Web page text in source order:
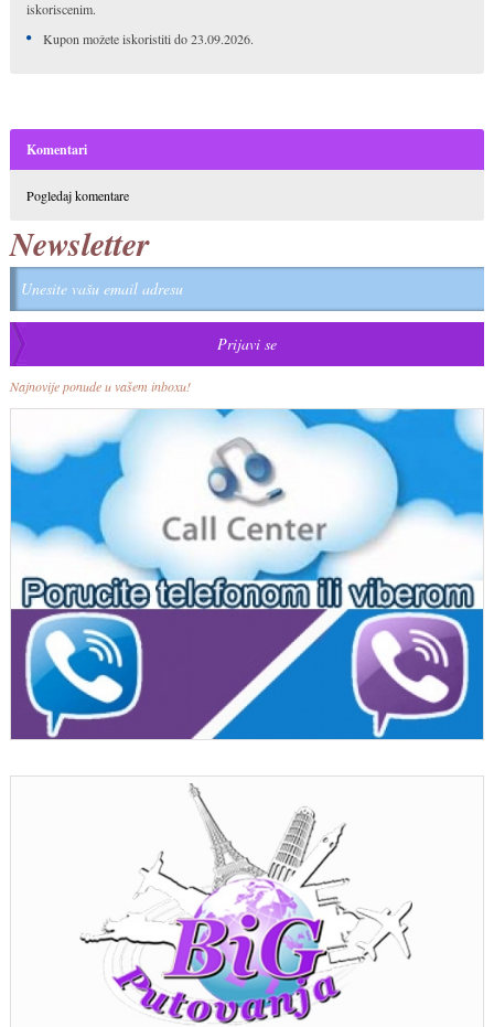
iskoriscenim.
Kupon možete iskoristiti do 23.09.2026.
Komentari
Pogledaj komentare
Newsletter
Najnovije ponude u vašem inboxu!